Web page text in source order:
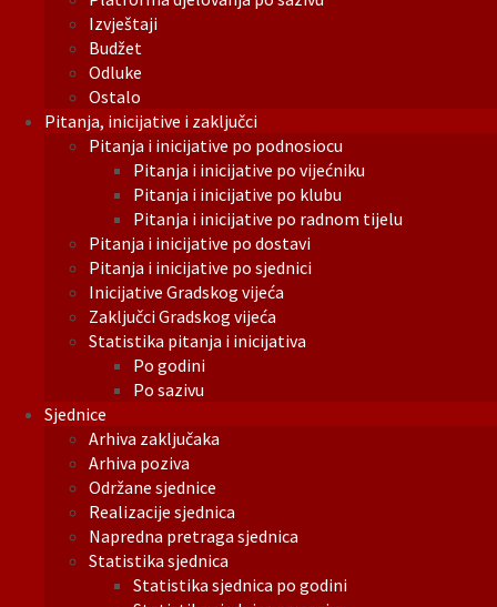
Izvještaji
Budžet
Odluke
Ostalo
Pitanja, inicijative i zaključci
Pitanja i inicijative po podnosiocu
Pitanja i inicijative po vijećniku
Pitanja i inicijative po klubu
Pitanja i inicijative po radnom tijelu
Pitanja i inicijative po dostavi
Pitanja i inicijative po sjednici
Inicijative Gradskog vijeća
Zaključci Gradskog vijeća
Statistika pitanja i inicijativa
Po godini
Po sazivu
Sjednice
Arhiva zaključaka
Arhiva poziva
Održane sjednice
Realizacije sjednica
Napredna pretraga sjednica
Statistika sjednica
Statistika sjednica po godini